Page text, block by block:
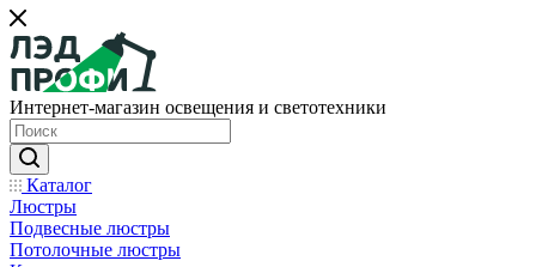
Интернет-магазин освещения и светотехники
Каталог
Люстры
Подвесные люстры
Потолочные люстры